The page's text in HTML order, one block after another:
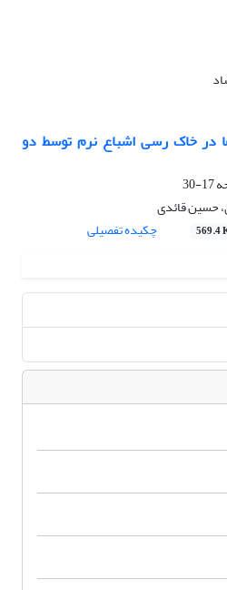
در خاک رسی اشباع نرم توسط دو
17-30
حسین قائدی
569.4 چکیده تفصیلی